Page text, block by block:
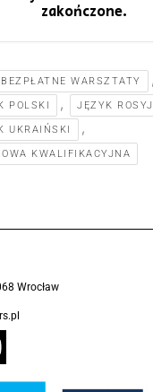
zakończone.
BEZPŁATNE WARSZTATY
POLSKI , JĘZYK
UKRAIŃSKI ,
KWALIFIKACYJNA
Wrocław